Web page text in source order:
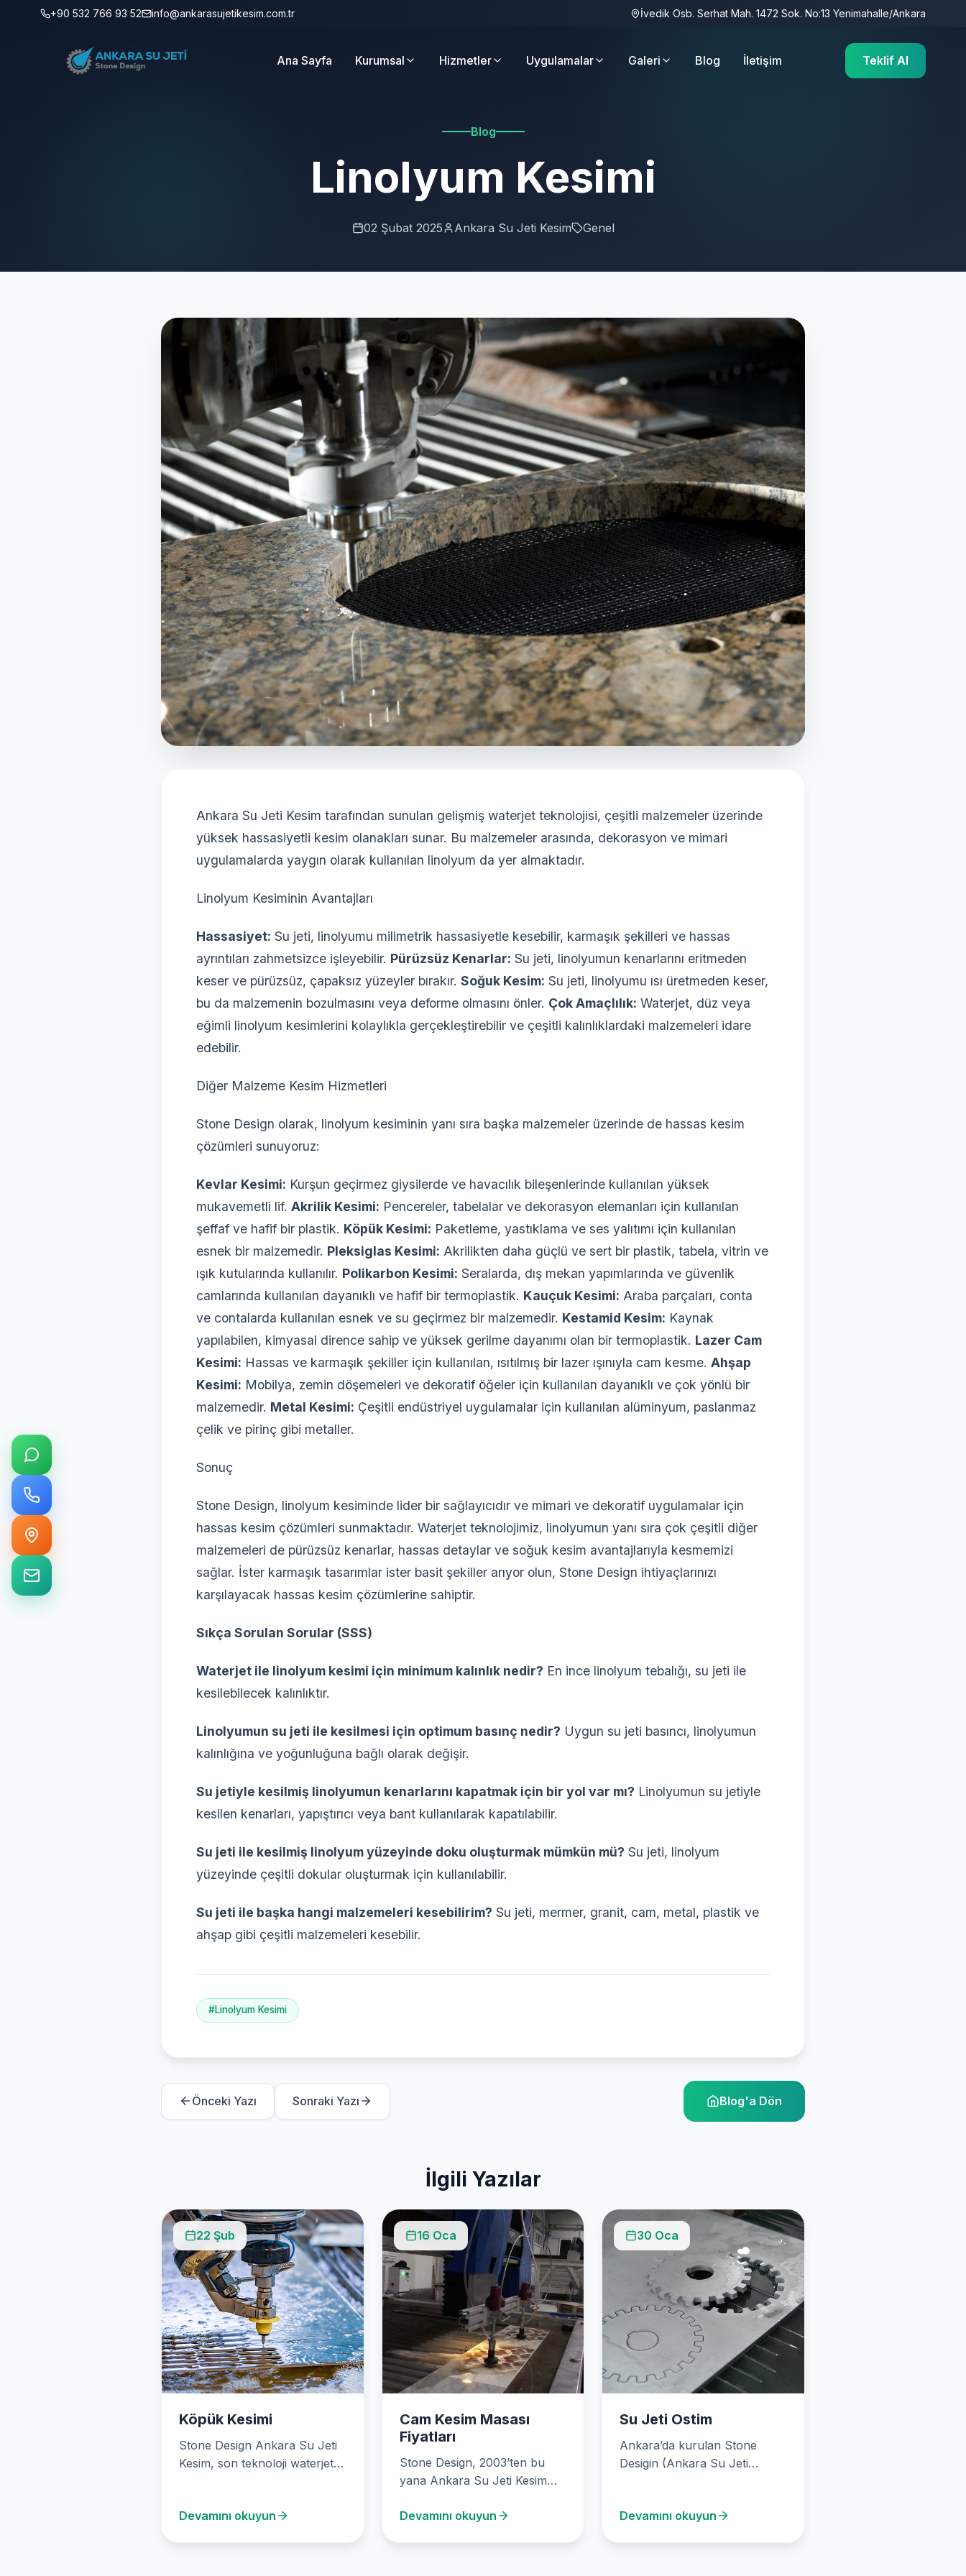
+90 532 766 93 52 info@ankarasujetikesim.com.tr İvedik Osb. Serhat Mah. 1472 Sok. No:13 Yenimahalle/Ankara
Ana Sayfa Kurumsal Hizmetler Uygulamalar Galeri Blog İletişim Teklif Al
Blog
Linolyum Kesimi
02 Şubat 2025 Ankara Su Jeti Kesim Genel
Ankara Su Jeti Kesim tarafından sunulan gelişmiş waterjet teknolojisi, çeşitli malzemeler üzerinde
yüksek hassasiyetli kesim olanakları sunar. Bu malzemeler arasında, dekorasyon ve mimari
uygulamalarda yaygın olarak kullanılan linolyum da yer almaktadır.
Linolyum Kesiminin Avantajları
Hassasiyet: Su jeti, linolyumu milimetrik hassasiyetle kesebilir, karmaşık şekilleri ve hassas
ayrıntıları zahmetsizce işleyebilir. Pürüzsüz Kenarlar: Su jeti, linolyumun kenarlarını eritmeden
keser ve pürüzsüz, çapaksız yüzeyler bırakır. Soğuk Kesim: Su jeti, linolyumu ısı üretmeden keser,
bu da malzemenin bozulmasını veya deforme olmasını önler. Çok Amaçlılık: Waterjet, düz veya
eğimli linolyum kesimlerini kolaylıkla gerçekleştirebilir ve çeşitli kalınlıklardaki malzemeleri idare
edebilir.
Diğer Malzeme Kesim Hizmetleri
Stone Design olarak, linolyum kesiminin yanı sıra başka malzemeler üzerinde de hassas kesim
çözümleri sunuyoruz:
Kevlar Kesimi: Kurşun geçirmez giysilerde ve havacılık bileşenlerinde kullanılan yüksek
mukavemetli lif. Akrilik Kesimi: Pencereler, tabelalar ve dekorasyon elemanları için kullanılan
şeffaf ve hafif bir plastik. Köpük Kesimi: Paketleme, yastıklama ve ses yalıtımı için kullanılan
esnek bir malzemedir. Pleksiglas Kesimi: Akrilikten daha güçlü ve sert bir plastik, tabela, vitrin ve
ışık kutularında kullanılır. Polikarbon Kesimi: Seralarda, dış mekan yapımlarında ve güvenlik
camlarında kullanılan dayanıklı ve hafif bir termoplastik. Kauçuk Kesimi: Araba parçaları, conta
ve contalarda kullanılan esnek ve su geçirmez bir malzemedir. Kestamid Kesim: Kaynak
yapılabilen, kimyasal dirence sahip ve yüksek gerilme dayanımı olan bir termoplastik. Lazer Cam
Kesimi: Hassas ve karmaşık şekiller için kullanılan, ısıtılmış bir lazer ışınıyla cam kesme. Ahşap
Kesimi: Mobilya, zemin döşemeleri ve dekoratif öğeler için kullanılan dayanıklı ve çok yönlü bir
malzemedir. Metal Kesimi: Çeşitli endüstriyel uygulamalar için kullanılan alüminyum, paslanmaz
çelik ve pirinç gibi metaller.
Sonuç
Stone Design, linolyum kesiminde lider bir sağlayıcıdır ve mimari ve dekoratif uygulamalar için
hassas kesim çözümleri sunmaktadır. Waterjet teknolojimiz, linolyumun yanı sıra çok çeşitli diğer
malzemeleri de pürüzsüz kenarlar, hassas detaylar ve soğuk kesim avantajlarıyla kesmemizi
sağlar. İster karmaşık tasarımlar ister basit şekiller arıyor olun, Stone Design ihtiyaçlarınızı
karşılayacak hassas kesim çözümlerine sahiptir.
Sıkça Sorulan Sorular (SSS)
Waterjet ile linolyum kesimi için minimum kalınlık nedir? En ince linolyum tebalığı, su jeti ile
kesilebilecek kalınlıktır.
Linolyumun su jeti ile kesilmesi için optimum basınç nedir? Uygun su jeti basıncı, linolyumun
kalınlığına ve yoğunluğuna bağlı olarak değişir.
Su jetiyle kesilmiş linolyumun kenarlarını kapatmak için bir yol var mı? Linolyumun su jetiyle
kesilen kenarları, yapıştırıcı veya bant kullanılarak kapatılabilir.
Su jeti ile kesilmiş linolyum yüzeyinde doku oluşturmak mümkün mü? Su jeti, linolyum
yüzeyinde çeşitli dokular oluşturmak için kullanılabilir.
Su jeti ile başka hangi malzemeleri kesebilirim? Su jeti, mermer, granit, cam, metal, plastik ve
ahşap gibi çeşitli malzemeleri kesebilir.
#Linolyum Kesimi
Önceki Yazı Sonraki Yazı Blog'a Dön
İlgili Yazılar
22 Şub
Köpük Kesimi
Stone Design Ankara Su Jeti
Kesim, son teknoloji waterjet
Devamını okuyun
16 Oca
Cam Kesim Masası
Fiyatları
Stone Design, 2003’ten bu
yana Ankara Su Jeti Kesim
cam ve metal…
Devamını okuyun
30 Oca
Su Jeti Ostim
Ankara’da kurulan Stone
Desigin (Ankara Su Jeti
Devamını okuyun